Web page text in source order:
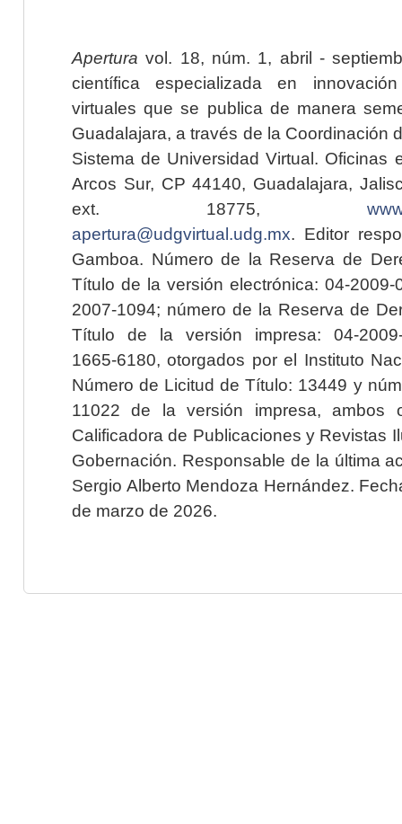
Apertura vol. 18, núm. 1, abril -
científica especializada en
virtuales que se publica de manera
Guadalajara, a través de la Coordinación
Sistema de Universidad Virtual. Oficinas
Arcos Sur, CP 44140, Guadalajara,
ext. 18775,
apertura@udgvirtual.udg.mx. Editor
Gamboa. Número de la Reserva de
Título de la versión electrónica: 04-2009-
2007-1094; número de la Reserva de
Título de la versión impresa: 04-2009-
1665-6180, otorgados por el Instituto
Número de Licitud de Título: 13449 y
11022 de la versión impresa, ambos
Calificadora de Publicaciones y Revistas
Gobernación. Responsable de la última
Sergio Alberto Mendoza Hernández.
de marzo de 2026.